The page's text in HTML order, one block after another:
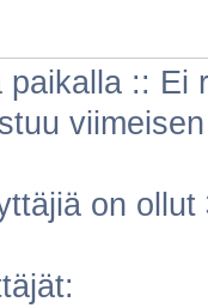
paikalla :: Ei
on ollut